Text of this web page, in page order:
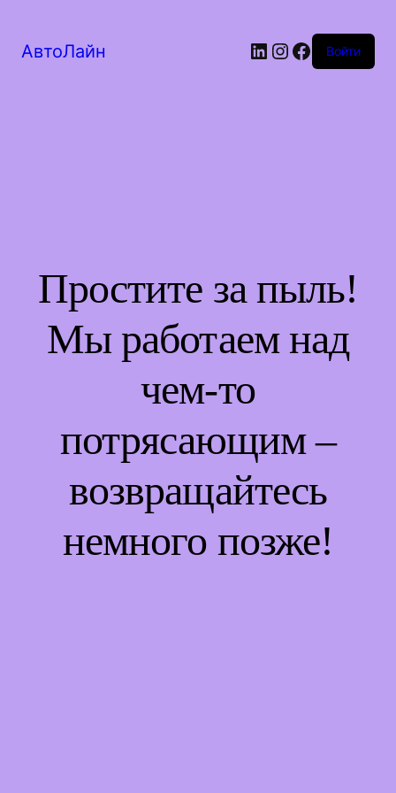
АвтоЛайн LinkedIn
Instagram
Facebook
Войти
Простите за пыль!
Мы работаем над
чем-то
потрясающим –
возвращайтесь
немного позже!